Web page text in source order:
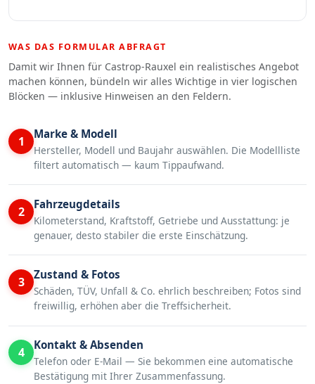
WAS DAS FORMULAR ABFRAGT
Damit wir Ihnen für Castrop-Rauxel ein realistisches Angebot
machen können, bündeln wir alles Wichtige in vier logischen
Blöcken — inklusive Hinweisen an den Feldern.
1 Marke & Modell
Hersteller, Modell und Baujahr auswählen. Die Modellliste
filtert automatisch — kaum Tippaufwand.
2 Fahrzeugdetails
Kilometerstand, Kraftstoff, Getriebe und Ausstattung: je
genauer, desto stabiler die erste Einschätzung.
3 Zustand & Fotos
Schäden, TÜV, Unfall & Co. ehrlich beschreiben; Fotos sind
freiwillig, erhöhen aber die Treffsicherheit.
4 Kontakt & Absenden
Telefon oder E-Mail — Sie bekommen eine automatische
Bestätigung mit Ihrer Zusammenfassung.